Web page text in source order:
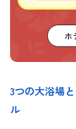
ホ
3つの大浴場
ル